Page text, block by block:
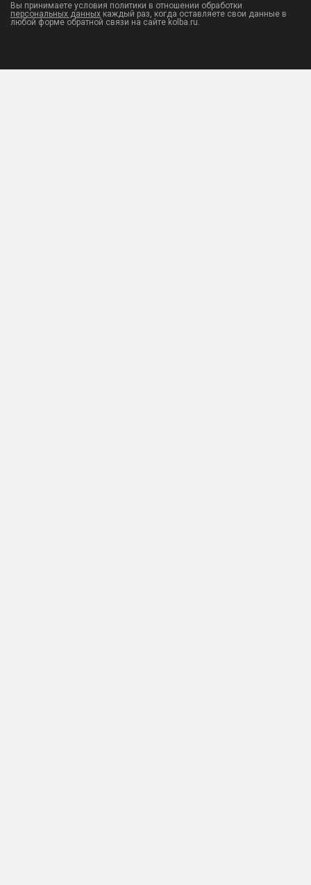
Вы принимаете условия политики в отношении обработки
персональных данных каждый раз, когда оставляете свои данные в
любой форме обратной связи на сайте kolba.ru.